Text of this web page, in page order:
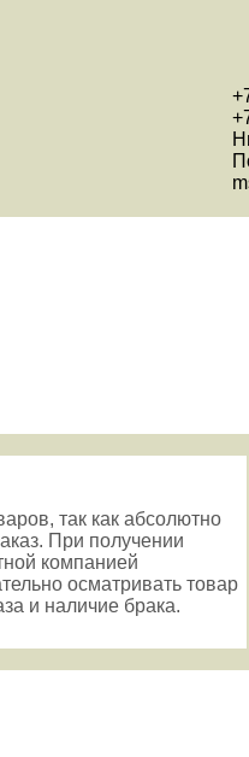
так как абсолютно
При получении
компанией
осматривать товар
и наличие брака.